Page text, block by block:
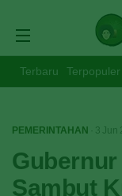
Terbaru Terpopuler
PEMERINTAHAN · 3
Gubernur
Sambut